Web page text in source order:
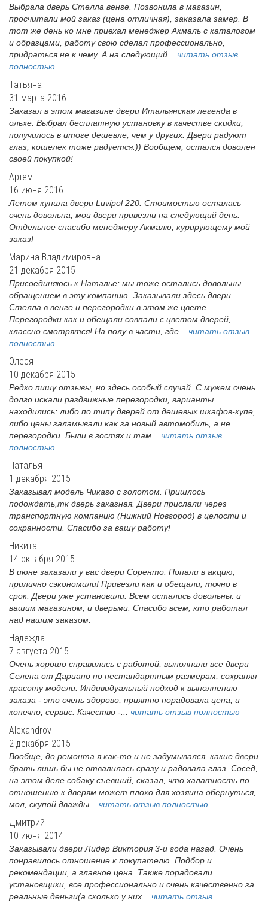
Выбрала дверь Стелла венге. Позвонила в магазин,
просчитали мой заказ (цена отличная), заказала замер. В
тот же день ко мне приехал менеджер Акмаль с каталогом
и образцами, работу свою сделал профессионально,
придраться не к чему. А на следующий... читать отзыв
полностью
Татьяна
31 марта 2016
Заказал в этом магазине двери Итальянская легенда в
ольхе. Выбрал бесплатную установку в качестве скидки,
получилось в итоге дешевле, чем у других. Двери радуют
глаз, кошелек тоже радуется:)) Вообщем, остался доволен
своей покупкой!
Артем
16 июня 2016
Летом купила двери Luvipol 220. Стоимостью осталась
очень довольна, мои двери привезли на следующий день.
Отдельное спасибо менеджеру Акмалю, курирующему мой
заказ!
Марина Владимировна
21 декабря 2015
Присоединяюсь к Наталье: мы тоже остались довольны
обращением в эту компанию. Заказывали здесь двери
Стелла в венге и перегородки в этом же цвете.
Перегородки как и обещали совпали с цветом дверей,
классно смотрятся! На полу в части, где... читать отзыв
полностью
Олеся
10 декабря 2015
Редко пишу отзывы, но здесь особый случай. С мужем очень
долго искали раздвижные перегородки, варианты
находились: либо по типу дверей от дешевых шкафов-купе,
либо цены заламывали как за новый автомобиль, а не
перегородки. Были в гостях и там... читать отзыв
полностью
Наталья
1 декабря 2015
Заказывал модель Чикаго с золотом. Пришлось
подождать,тк дверь заказная. Двери прислали через
транспортную компанию (Нижний Новгород) в целости и
сохранности. Спасибо за вашу работу!
Никита
14 октября 2015
В июне заказали у вас двери Соренто. Попали в акцию,
прилично сэкономили! Привезли как и обещали, точно в
срок. Двери уже установили. Всем остались довольны: и
вашим магазином, и дверьми. Спасибо всем, кто работал
над нашим заказом.
Надежда
7 августа 2015
Очень хорошо справились с работой, выполнили все двери
Селена от Дариано по нестандартным размерам, сохраняя
красоту модели. Индивидуальный подход к выполнению
заказа - это очень здорово, приятно порадовала цена, и
конечно, сервис. Качество -... читать отзыв полностью
Alexandrov
2 декабря 2015
Вообще, до ремонта я как-то и не задумывался, какие двери
брать лишь бы не отвалилась сразу и радовала глаз. Сосед,
на этом деле собаку съевший, сказал, что халатность по
отношению к дверям может плохо для хозяина обернуться,
мол, скупой дважды... читать отзыв полностью
Дмитрий
10 июня 2014
Заказывали двери Лидер Виктория 3-и года назад. Очень
понравилось отношение к покупателю. Подбор и
рекомендации, а главное цена. Также порадовали
установщики, все профессионально и очень качественно за
реальные деньги(а сколько у них... читать отзыв